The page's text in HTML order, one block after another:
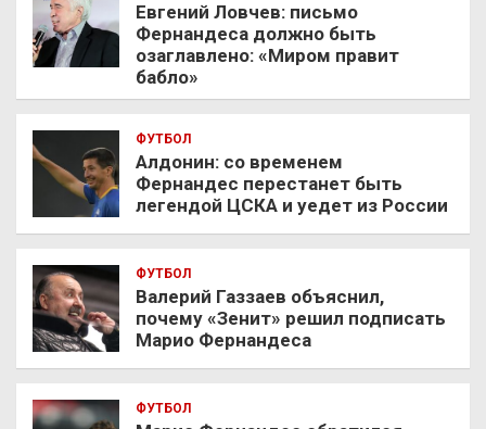
Евгений Ловчев: письмо
Фернандеса должно быть
озаглавлено: «Миром правит
бабло»
ФУТБОЛ
Алдонин: со временем
Фернандес перестанет быть
легендой ЦСКА и уедет из России
ФУТБОЛ
Валерий Газзаев объяснил,
почему «Зенит» решил подписать
Марио Фернандеса
ФУТБОЛ